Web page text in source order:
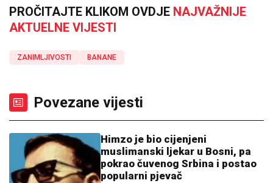
PROČITAJTE KLIKOM OVDJE NAJVAŽNIJE
AKTUELNE VIJESTI
ZANIMLJIVOSTI BANANE
Povezane vijesti
Himzo je bio cijenjeni
muslimanski ljekar u Bosni, pa
pokrao čuvenog Srbina i postao
popularni pjevač